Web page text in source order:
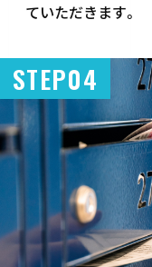
ていただきます。
STEP04